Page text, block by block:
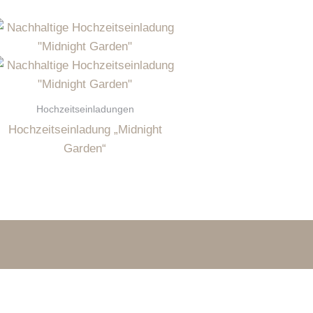
Hochzeitseinladungen
Hochzeitseinladung „Midnight
Garden“